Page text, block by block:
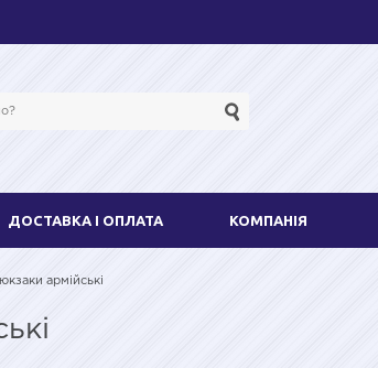
ДОСТАВКА І ОПЛАТА КОМПАНІЯ
армійські